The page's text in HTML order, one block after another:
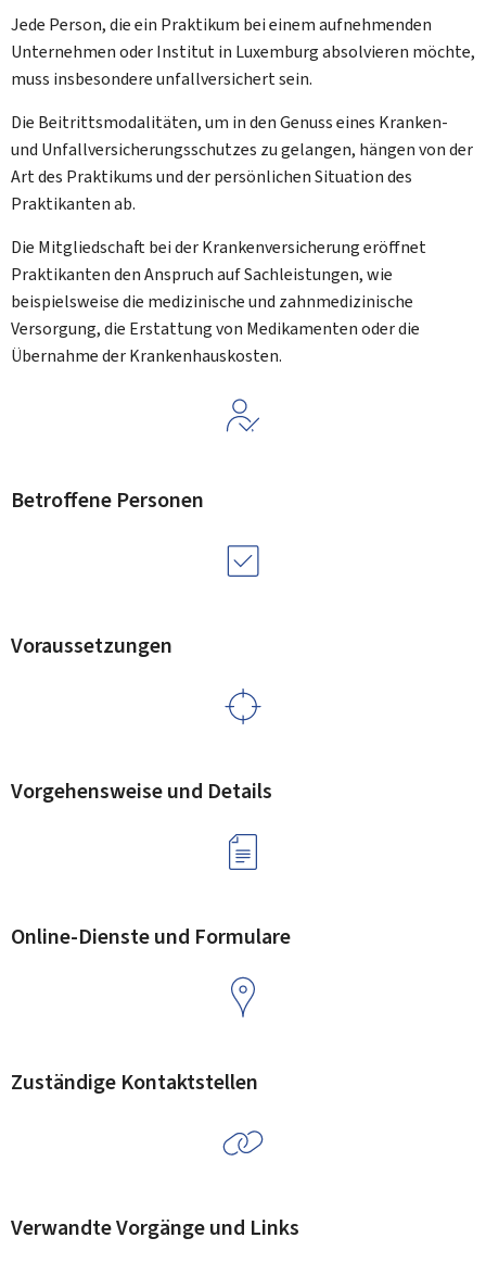
Jede Person, die ein Praktikum bei einem aufnehmenden
Unternehmen oder Institut in Luxemburg absolvieren möchte,
muss insbesondere unfallversichert sein.
Die Beitrittsmodalitäten, um in den Genuss eines Kranken-
und Unfallversicherungsschutzes zu gelangen, hängen von der
Art des Praktikums und der persönlichen Situation des
Praktikanten ab.
Die Mitgliedschaft bei der Krankenversicherung eröffnet
Praktikanten den Anspruch auf Sachleistungen, wie
beispielsweise die medizinische und zahnmedizinische
Versorgung, die Erstattung von Medikamenten oder die
Übernahme der Krankenhauskosten.
Betroffene Personen
Voraussetzungen
Vorgehensweise und Details
Online-Dienste und Formulare
Zuständige Kontaktstellen
Verwandte Vorgänge und Links